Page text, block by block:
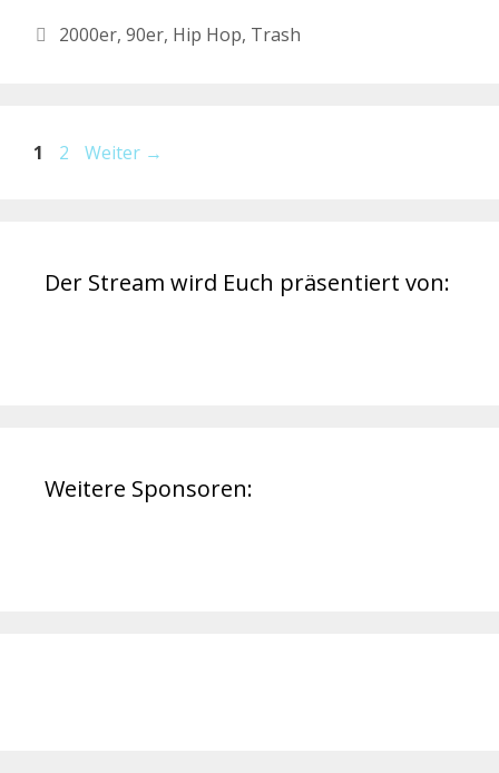
Kategorien
2000er, 90er, Hip Hop, Trash
Beitrags-
Seite
1 Seite
2 Weiter →
Der Stream wird Euch präsentiert von:
Weitere Sponsoren: